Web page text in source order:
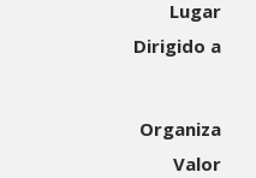
Lugar
Dirigido a
Organiza
Valor